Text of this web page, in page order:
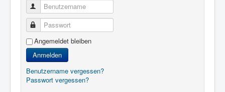
Benutzername
Passwort
Angemeldet bleiben
Anmelden
Benutzername vergessen?
Passwort vergessen?